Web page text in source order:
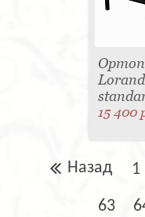
15 400
Назад 1
63